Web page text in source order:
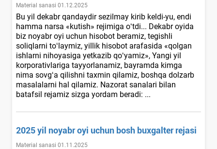
Material sanasi 01.12.2025
Bu yil dekabr qandaydir sezilmay kirib keldi-yu, endi
hamma narsa «kutish» rejimiga oʻtdi... Dekabr oyida
biz noyabr oyi uchun hisobot beramiz, tegishli
soliqlarni toʻlaymiz, yillik hisobot arafasida «qolgan
ishlarni nihoyasiga yetkazib qoʻyamiz», Yangi yil
korporativlariga tayyorlanamiz, bayramda kimga
nima sovgʻa qilishni taхmin qilamiz, boshqa dolzarb
masalalarni hal qilamiz. Nazorat sanalari bilan
batafsil rejamiz sizga yordam beradi: ...
2025 yil noyabr oyi uchun bosh buхgalter rejasi
Material sanasi 01.11.2025